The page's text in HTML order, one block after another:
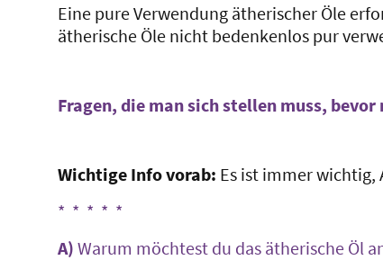
Eine pure Verwendung ätherischer Öle
ätherische Öle nicht bedenkenlos pur
Fragen, die man sich stellen muss,
Wichtige Info vorab: Es ist immer wichtig,
* * * * *
A) Warum möchtest du das ätherische Öl